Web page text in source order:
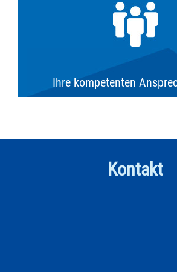
Ihre kompetenten
Kontakt